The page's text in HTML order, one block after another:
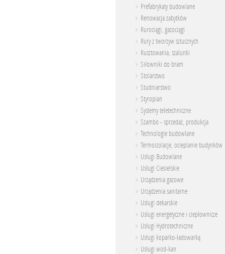
Prefabrykaty budowlane
Renowacja zabytków
Rurociągi, gazociągi
Rury z tworzyw sztucznych
Rusztowania, szalunki
Siłowniki do bram
Stolarstwo
Studniarstwo
Styropian
Systemy teletechniczne
Szambo - sprzedaż, produkcja
Technologie budowlane
Termoizolacje, ocieplanie budynków
Usługi Budowlane
Usługi Ciesielskie
Urządzenia gazowe
Urządzenia sanitarne
Usługi dekarskie
Usługi energetyczne i ciepłownicze
Usługi Hydrotechniczne
Usługi koparko-ładowarką
Usługi wod-kan